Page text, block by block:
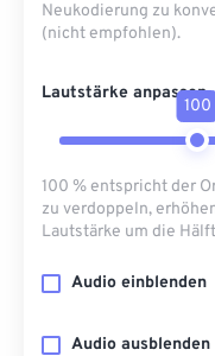
Neukodierung zu
(nicht empfohlen).
Lautstärke anpassen
100
100 % entspricht der
zu verdoppeln,
Lautstärke um die
Audio einblenden
Audio ausblenden